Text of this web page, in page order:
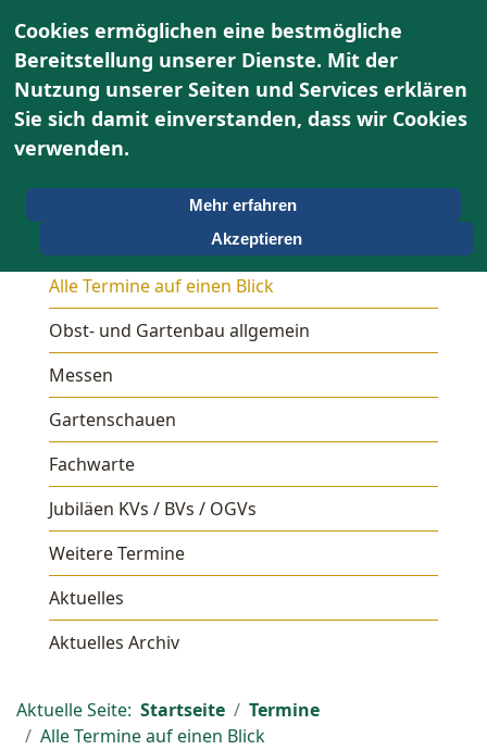
Alle Termine auf einen Blick
Obst- und Gartenbau allgemein
Messen
Gartenschauen
Fachwarte
Jubiläen KVs / BVs / OGVs
Weitere Termine
Aktuelles
Aktuelles Archiv
Aktuelle Seite: Startseite
Termine
Alle Termine auf einen Blick
Cookies ermöglichen eine bestmögliche
Bereitstellung unserer Dienste. Mit der
Nutzung unserer Seiten und Services erklären
Sie sich damit einverstanden, dass wir Cookies
verwenden.
Mehr erfahren
Akzeptieren